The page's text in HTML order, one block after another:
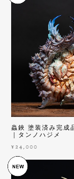
蟲鋏 塗装済み完
｜タンノハジメ
¥24,000